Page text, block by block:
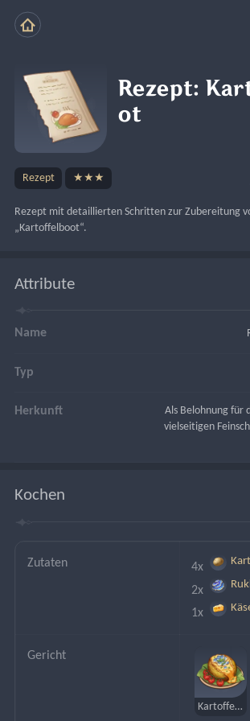
Rezept:
ot
Rezept ★★★
Rezept mit detaillierten Schritten zur Zubereitung
„Kartoffelboot“.
Attribute
Name
Typ
Herkunft
Als Belohnung für
vielseitigen
Kochen
Zutaten 4x
2x
1x
Gericht
Kartoffelboot